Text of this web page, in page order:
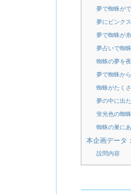
夢で蜘蛛が
夢にピンク
夢で蜘蛛が
夢占いで蜘
蜘蛛の夢を
夢で蜘蛛か
蜘蛛がたく
夢の中に出
蛍光色の蜘
蜘蛛の巣に
本企画データ
設問内容